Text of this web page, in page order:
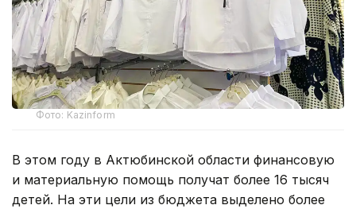
Фото: Kazinform
В этом году в Актюбинской области финансовую
и материальную помощь получат более 16 тысяч
детей. На эти цели из бюджета выделено более